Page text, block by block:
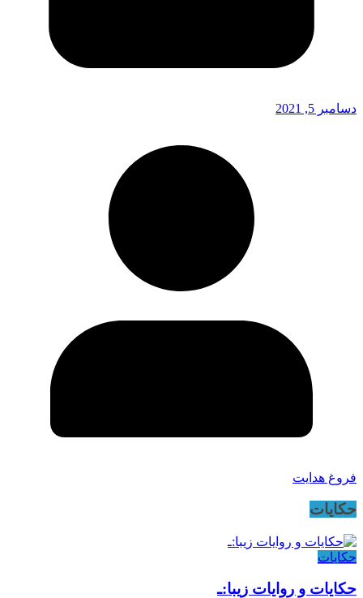
دسامبر 5, 2021
فروغ هدایت
حکایات
حکایات
حکایات و روایات زیبا:ـ